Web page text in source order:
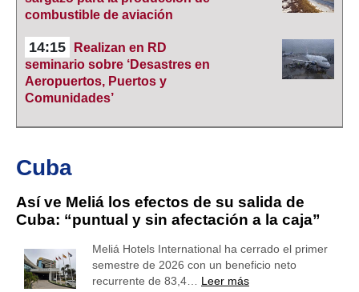
combustible de aviación
14:15
Realizan en RD
seminario sobre ‘Desastres en
Aeropuertos, Puertos y
Comunidades’
Cuba
Así ve Meliá los efectos de su salida de
Cuba: “puntual y sin afectación a la caja”
Meliá Hotels International ha cerrado el primer
semestre de 2026 con un beneficio neto
recurrente de 83,4… Leer más